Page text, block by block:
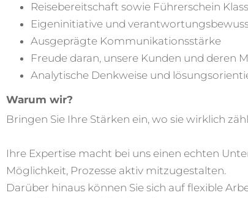
Reisebereitschaft sowie Führerschein
Eigeninitiative und
Ausgeprägte Kommunikationsstärke
Freude daran, unsere Kunden und deren
Analytische Denkweise und
Warum wir?
Bringen Sie Ihre Stärken ein, wo sie wirklich
Ihre Expertise macht bei uns einen echten
Möglichkeit, Prozesse aktiv mitzugestalten.
Darüber hinaus können Sie sich auf flexible